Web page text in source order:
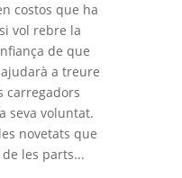
costos que ha
vol rebre la
de que
a treure
carregadors
seva voluntat.
novetats que
les parts...